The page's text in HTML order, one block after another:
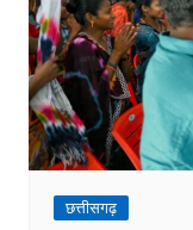
छत्तीसगढ़